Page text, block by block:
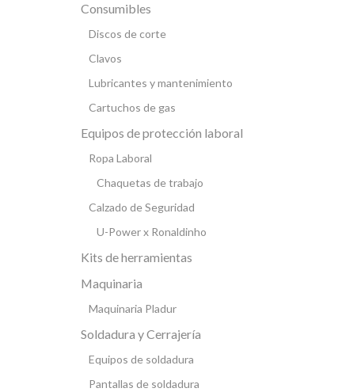
Consumibles
Discos de corte
Clavos
Lubricantes y mantenimiento
Cartuchos de gas
Equipos de protección laboral
Ropa Laboral
Chaquetas de trabajo
Calzado de Seguridad
U-Power x Ronaldinho
Kits de herramientas
Maquinaria
Maquinaria Pladur
Soldadura y Cerrajería
Equipos de soldadura
Pantallas de soldadura